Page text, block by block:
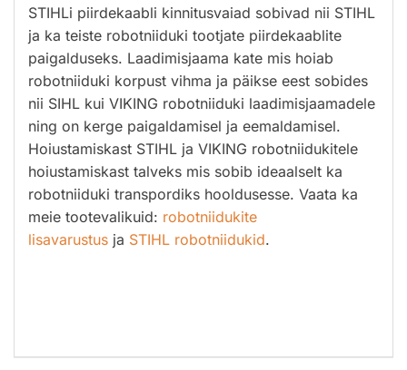
STIHLi piirdekaabli kinnitusvaiad sobivad nii STIHL
ja ka teiste robotniiduki tootjate piirdekaablite
paigalduseks. Laadimisjaama kate mis hoiab
robotniiduki korpust vihma ja päikse eest sobides
nii SIHL kui VIKING robotniiduki laadimisjaamadele
ning on kerge paigaldamisel ja eemaldamisel.
Hoiustamiskast STIHL ja VIKING robotniidukitele
hoiustamiskast talveks mis sobib ideaalselt ka
robotniiduki transpordiks hooldusesse. Vaata ka
meie tootevalikuid: robotniidukite
lisavarustus ja STIHL robotniidukid.